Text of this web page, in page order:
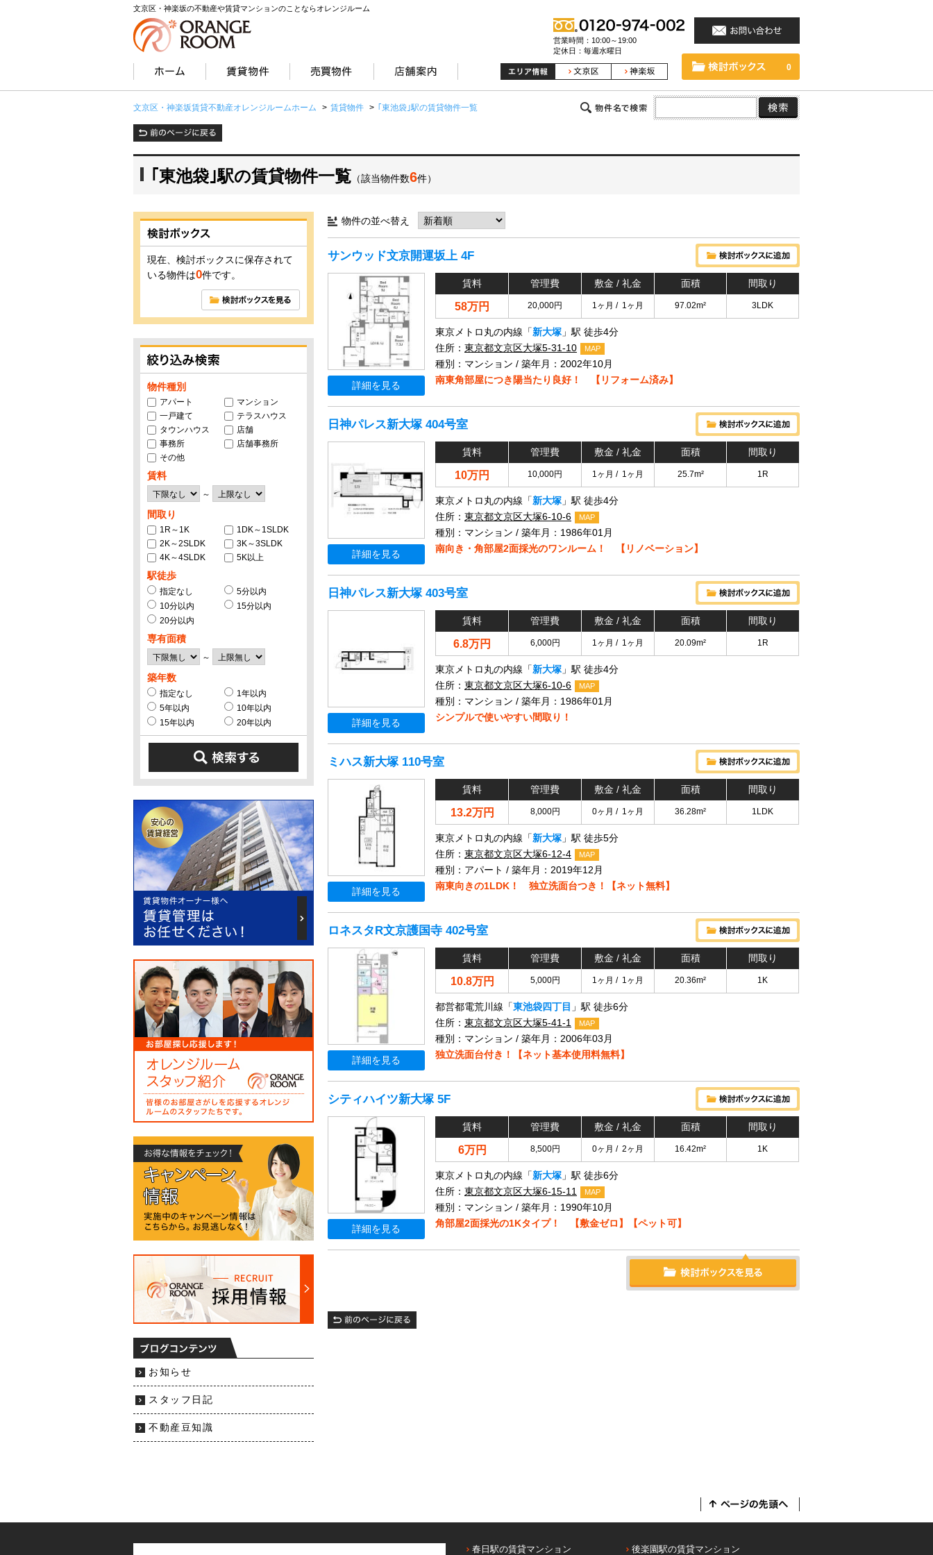
文京区・神楽坂の不動産や賃貸マンションのことならオレンジルーム
営業時間：10:00～19:00
定休日：毎週水曜日
0
文京区・神楽坂賃貸不動産オレンジルームホーム > 賃貸物件 > ｢東池袋｣駅の賃貸物件一覧
｢東池袋｣駅の賃貸物件一覧 （該当物件数6件）
物件の並べ替え
サンウッド文京開運坂上 4F
詳細を見る
賃料 管理費 敷金 / 礼金 面積 間取り
58万円 20,000円 1ヶ月 / 1ヶ月 97.02m² 3LDK
東京メトロ丸の内線「 新大塚 」駅 徒歩4分
住所： 東京都文京区大塚5-31-10 MAP
種別：マンション / 築年月：2002年10月
南東角部屋につき陽当たり良好！ 【リフォーム済み】
日神パレス新大塚 404号室
詳細を見る
賃料 管理費 敷金 / 礼金 面積 間取り
10万円 10,000円 1ヶ月 / 1ヶ月 25.7m² 1R
東京メトロ丸の内線「 新大塚 」駅 徒歩4分
住所： 東京都文京区大塚6-10-6 MAP
種別：マンション / 築年月：1986年01月
南向き・角部屋2面採光のワンルーム！ 【リノベーション】
日神パレス新大塚 403号室
詳細を見る
賃料 管理費 敷金 / 礼金 面積 間取り
6.8万円 6,000円 1ヶ月 / 1ヶ月 20.09m² 1R
東京メトロ丸の内線「 新大塚 」駅 徒歩4分
住所： 東京都文京区大塚6-10-6 MAP
種別：マンション / 築年月：1986年01月
シンプルで使いやすい間取り！
ミハス新大塚 110号室
詳細を見る
賃料 管理費 敷金 / 礼金 面積 間取り
13.2万円 8,000円 0ヶ月 / 1ヶ月 36.28m² 1LDK
東京メトロ丸の内線「 新大塚 」駅 徒歩5分
住所： 東京都文京区大塚6-12-4 MAP
種別：アパート / 築年月：2019年12月
南東向きの1LDK！ 独立洗面台つき！【ネット無料】
ロネスタR文京護国寺 402号室
詳細を見る
賃料 管理費 敷金 / 礼金 面積 間取り
10.8万円 5,000円 1ヶ月 / 1ヶ月 20.36m² 1K
都営都電荒川線「 東池袋四丁目 」駅 徒歩6分
住所： 東京都文京区大塚5-41-1 MAP
種別：マンション / 築年月：2006年03月
独立洗面台付き！【ネット基本使用料無料】
シティハイツ新大塚 5F
詳細を見る
賃料 管理費 敷金 / 礼金 面積 間取り
6万円 8,500円 0ヶ月 / 2ヶ月 16.42m² 1K
東京メトロ丸の内線「 新大塚 」駅 徒歩6分
住所： 東京都文京区大塚6-15-11 MAP
種別：マンション / 築年月：1990年10月
角部屋2面採光の1Kタイプ！ 【敷金ゼロ】【ペット可】
現在、検討ボックスに保存されて
いる物件は0件です。
物件種別
アパート
マンション
一戸建て
テラスハウス
タウンハウス
店舗
事務所
店舗事務所
その他
賃料
～
間取り
1R～1K
1DK～1SLDK
2K～2SLDK
3K～3SLDK
4K～4SLDK
5K以上
駅徒歩
指定なし
5分以内
10分以内
15分以内
20分以内
専有面積
～
築年数
指定なし
1年以内
5年以内
10年以内
15年以内
20年以内
お知らせ
スタッフ日記
不動産豆知識
春日駅の賃貸マンション 後楽園駅の賃貸マンション